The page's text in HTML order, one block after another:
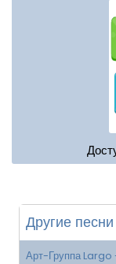
Другие песни
Арт-Группа